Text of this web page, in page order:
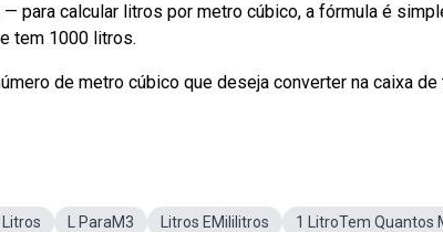
para calcular litros por metro cúbico, a fórmula é
tem 1000 litros.
de metro cúbico que deseja converter na caixa de
L ParaM3 Litros EMililitros
1 LitroTem Quantos